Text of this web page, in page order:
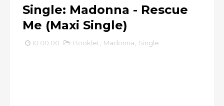
Single: Madonna - Rescue
Me (Maxi Single)
10:00:00 Booklet Madonna Single